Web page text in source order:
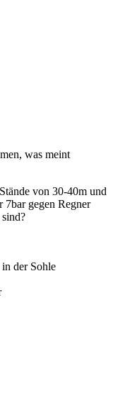
was meint
von 30-40m und
gegen Regner
der Sohle